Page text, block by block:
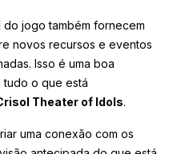
jogo também fornecem
novos recursos e eventos
Isso é uma boa
o que está
Theater of Idols.
uma conexão com os